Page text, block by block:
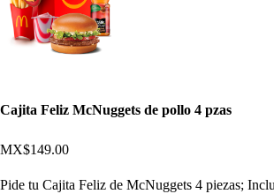
Cajita Feliz McNuggets de pollo 4 pzas
MX$149.00
Pide tu Cajita Feliz de McNuggets 4 piezas;